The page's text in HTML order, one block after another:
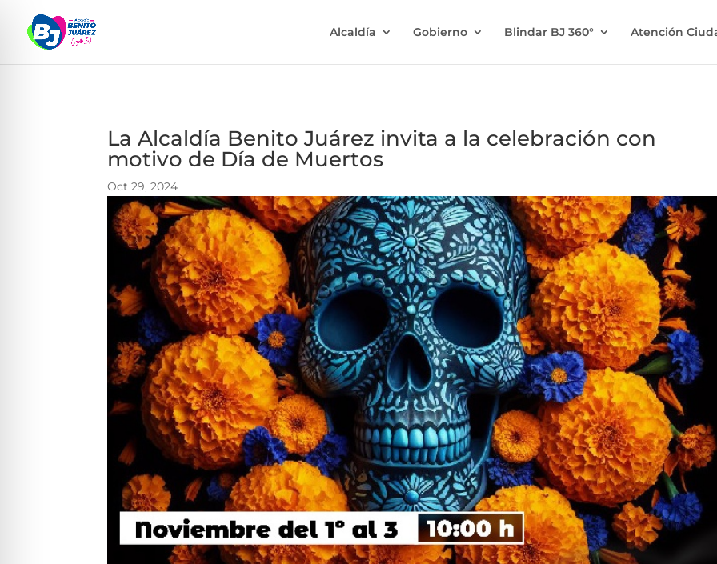
Alcaldía Gobierno Blindar BJ 360° Atención
La Alcaldía Benito Juárez invita a la celebración con
motivo de Día de Muertos
Oct 29, 2024